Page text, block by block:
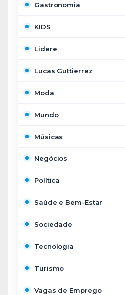
Gastronomia
KIDS
Lidere
Lucas Guttierrez
Moda
Mundo
Músicas
Negócios
Política
Saúde e Bem-Estar
Sociedade
Tecnologia
Turismo
Vagas de Emprego